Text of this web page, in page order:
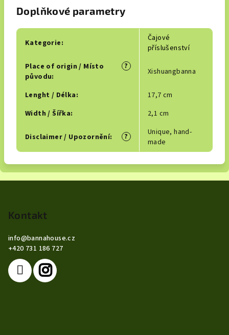
Doplňkové parametry
Kategorie:
Čajové
příslušenství
?
Place of origin / Místo
původu: Xishuangbanna
Lenght / Délka:
17,7 cm
Width / Šířka: 2,1 cm
?
Disclaimer / Upozornění:
Unique, hand-
made
Kontakt
info@bannahouse.cz
+420 731 186 727